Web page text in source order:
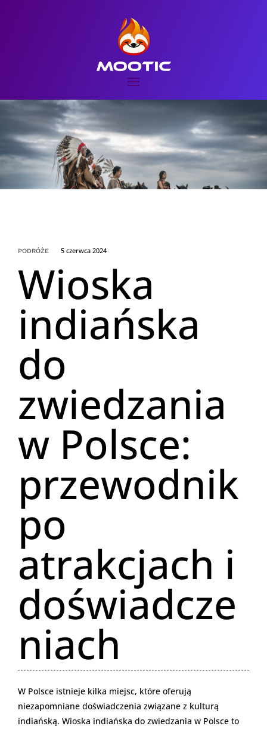
PODRÓŻE 5 czerwca 2024
Wioska
indiańska
do
zwiedzania
w Polsce:
przewodnik
po
atrakcjach i
doświadcze
niach
W Polsce istnieje kilka miejsc, które oferują
niezapomniane doświadczenia związane z kulturą
indiańską. Wioska indiańska do zwiedzania w Polsce to